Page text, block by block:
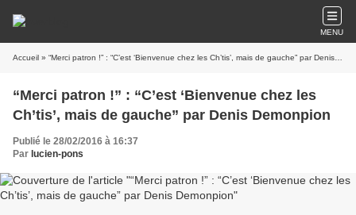
MENU
Accueil » “Merci patron !” : “C’est ‘Bienvenue chez les Ch’tis’, mais de gauche” par Denis Demonpion
“Merci patron !” : “C’est ‘Bienvenue chez les
Ch’tis’, mais de gauche” par Denis Demonpion
Publié le 28/02/2016 à 16:37
Par lucien-pons